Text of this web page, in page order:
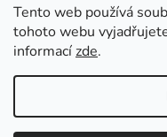
Tento web používá
tohoto webu
informacízde.
Vážení zákazníci,
od 27. července
velkoobchod
Poslední balíčky